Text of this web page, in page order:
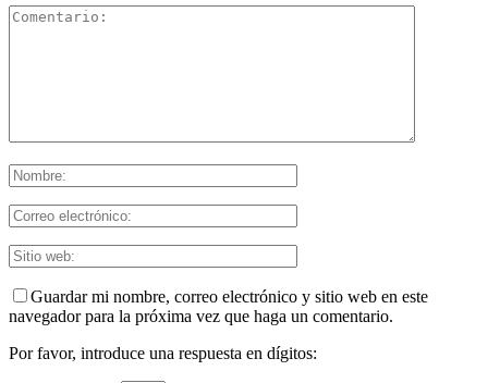
Guardar mi nombre, correo electrónico y sitio web en este
navegador para la próxima vez que haga un comentario.
Por favor, introduce una respuesta en dígitos: